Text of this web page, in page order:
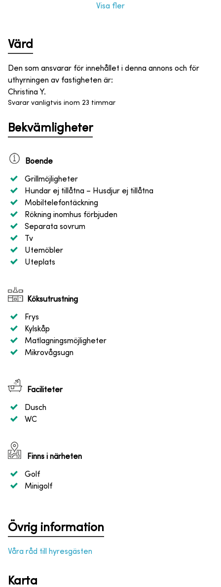
Visa fler
Värd
Den som ansvarar för innehållet i denna annons och för
uthyrningen av fastigheten är:
Christina Y.
Svarar vanligtvis inom 23 timmar
Bekvämligheter
Boende
Grillmöjligheter
Hundar ej tillåtna – Husdjur ej tillåtna
Mobiltelefontäckning
Rökning inomhus förbjuden
Separata sovrum
Tv
Utemöbler
Uteplats
Köksutrustning
Frys
Kylskåp
Matlagningsmöjligheter
Mikrovågsugn
Faciliteter
Dusch
WC
Finns i närheten
Golf
Minigolf
Övrig information
Våra råd till hyresgästen
Karta